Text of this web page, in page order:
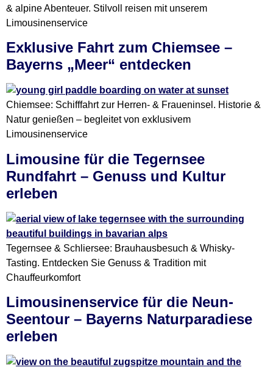
& alpine Abenteuer. Stilvoll reisen mit unserem
Limousinenservice
Exklusive Fahrt zum Chiemsee –
Bayerns „Meer“ entdecken
Chiemsee: Schifffahrt zur Herren- & Fraueninsel. Historie &
Natur genießen – begleitet von exklusivem
Limousinenservice
Limousine für die Tegernsee
Rundfahrt – Genuss und Kultur
erleben
Tegernsee & Schliersee: Brauhausbesuch & Whisky-
Tasting. Entdecken Sie Genuss & Tradition mit
Chauffeurkomfort
Limousinenservice für die Neun-
Seentour – Bayerns Naturparadiese
erleben